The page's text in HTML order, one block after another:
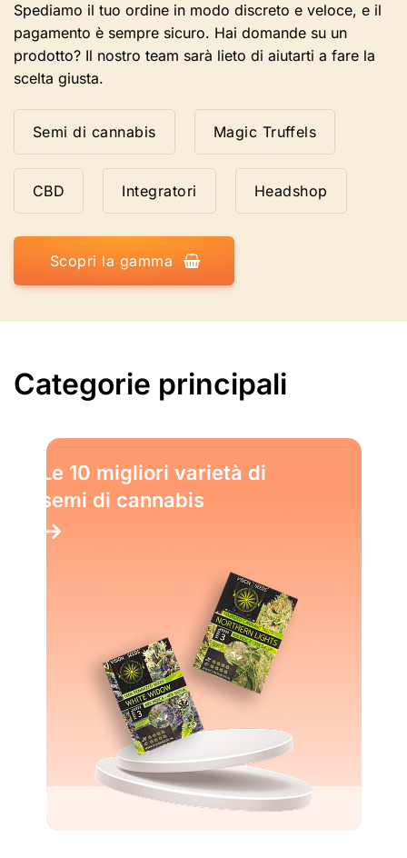
Spediamo il tuo ordine in modo discreto e veloce, e il
pagamento è sempre sicuro. Hai domande su un
prodotto? Il nostro team sarà lieto di aiutarti a fare la
scelta giusta.
Semi di cannabis Magic Truffels
CBD Integratori Headshop
Scopri la gamma
Categorie principali
Le 10 migliori varietà di
semi di cannabis